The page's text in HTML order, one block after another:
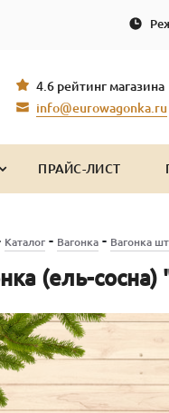
4.6 рейтинг магазина
info@eurowagonka.ru
ПРАЙС-ЛИСТ
Каталог- Вагонка- Вагонка
(ель-